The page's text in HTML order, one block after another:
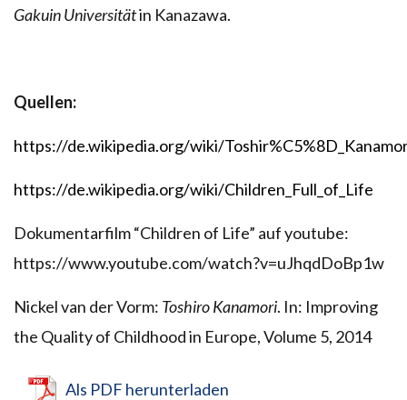
Gakuin Universitätin Kanazawa.
Quellen:
https://de.wikipedia.org/wiki/
https://de.wikipedia.org/wiki/Children_Full_of_Life
Dokumentarfilm “Children of Life” auf youtube:
https://www.youtube.com/watch?v=uJhqdDoBp1w
Nickel van der Vorm: Toshiro Kanamori. In: Improving
the Quality of Childhood in Europe, Volume 5, 2014
Als PDF herunterladen